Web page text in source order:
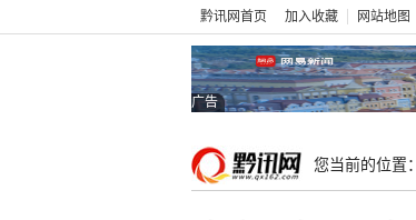
黔讯网首页 加入收藏 网站地图
广告
您当前的位置：